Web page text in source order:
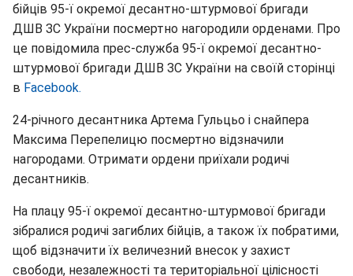
бійців 95-ї окремої десантно-штурмової бригади
ДШВ ЗС України посмертно нагородили орденами. Про
це повідомила прес-служба 95-ї окремої десантно-
штурмової бригади ДШВ ЗС України на своїй сторінці
в Facebook.
24-річного десантника Артема Гульцьо і снайпера
Максима Перепелицю посмертно відзначили
нагородами. Отримати ордени приїхали родичі
десантників.
На плацу 95-ї окремої десантно-штурмової бригади
зібралися родичі загиблих бійців, а також їх побратими,
щоб відзначити їх величезний внесок у захист
свободи, незалежності та територіальної цілісності